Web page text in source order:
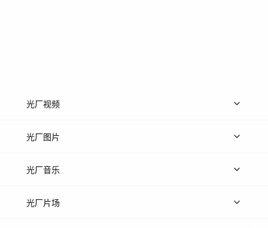
光厂视频
上传视频
光厂图片
上传图片
光厂音乐
热门音乐
光厂片场